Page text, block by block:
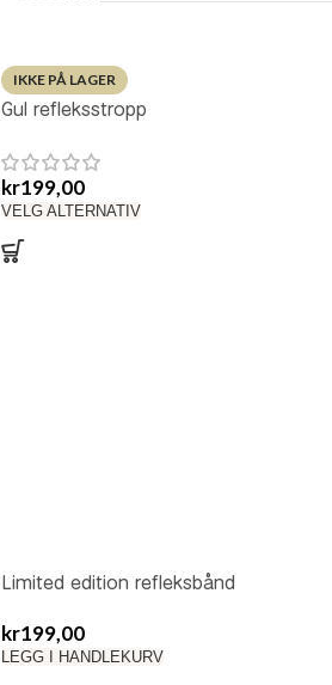
IKKE PÅ LAGER
Gul refleksstropp
kr199,00
VELG ALTERNATIV
Limited edition refleksbånd
kr199,00
LEGG I HANDLEKURV